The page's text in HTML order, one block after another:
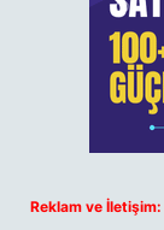
Reklam ve İletişim: